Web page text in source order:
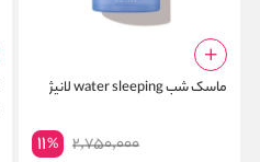
ماسک شب water sleeping لانیژ
2,750,000
11%